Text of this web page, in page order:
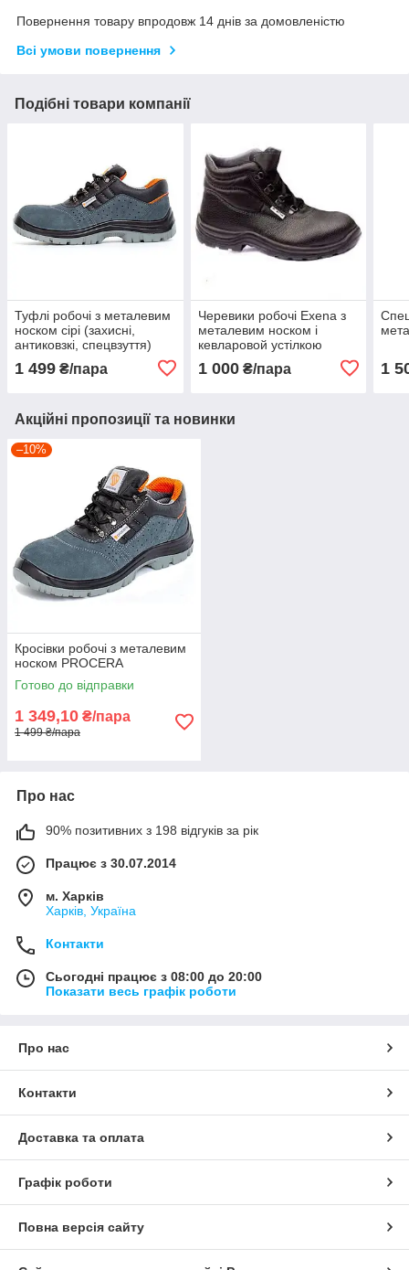
Повернення товару впродовж 14 днів за домовленістю
Всі умови повернення
Подібні товари компанії
Туфлі робочі з металевим
носком сірі (захисні,
антиковзкі, спецвзуття)
1 499 ₴/пара
Черевики робочі Exena з
металевим носком і
кевларовой устілкою
1 000₴/пара 1
Акційні пропозиції та новинки
–10%
Кросівки робочі з металевим
носком PROCERA
Готово до відправки
1 349,10 ₴/пара
1 499 ₴/пара
Про нас
90% позитивних з 198 відгуків за рік
Працює з 30.07.2014
м. Харків
Харків, Україна
Контакти
Сьогодні працює з 08:00 до 20:00
Показати весь графік роботи
Про нас
Контакти
Доставка та оплата
Графік роботи
Повна версія сайту